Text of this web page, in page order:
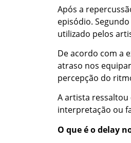
Após a
episódio.
utilizado pelos
De acordo com a
atraso nos
percepção do
A artista
interpretação ou
O que é o delay